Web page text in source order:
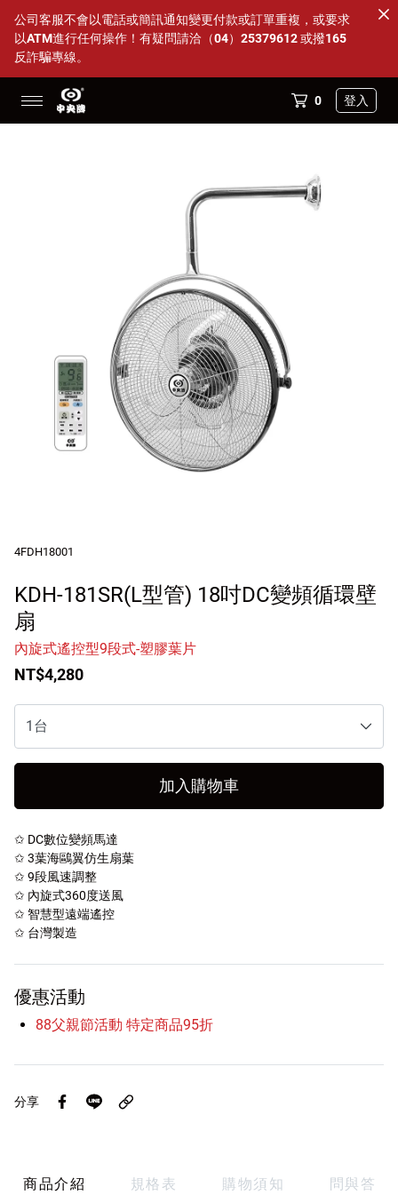
公司客服不會以電話或簡訊通知變更付款或訂單重複，或要求
以ATM進行任何操作！有疑問請洽（04）25379612 或撥165
反詐騙專線。
0 登入
商店資訊
客戶服務
訪客訂單查詢
Line
4FDH18001
KDH-181SR(L型管) 18吋DC變頻循環壁
扇
內旋式遙控型9段式-塑膠葉片
NT$4,280
加入購物車
✩ DC數位變頻馬達
✩ 3葉海鷗翼仿生扇葉
✩ 9段風速調整
✩ 內旋式360度送風
✩ 智慧型遠端遙控
✩ 台灣製造
優惠活動
88父親節活動 特定商品95折
分享
商品介紹 規格表 購物須知 問與答